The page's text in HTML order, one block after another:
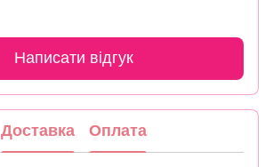
Написати відгук
Доставка Оплата